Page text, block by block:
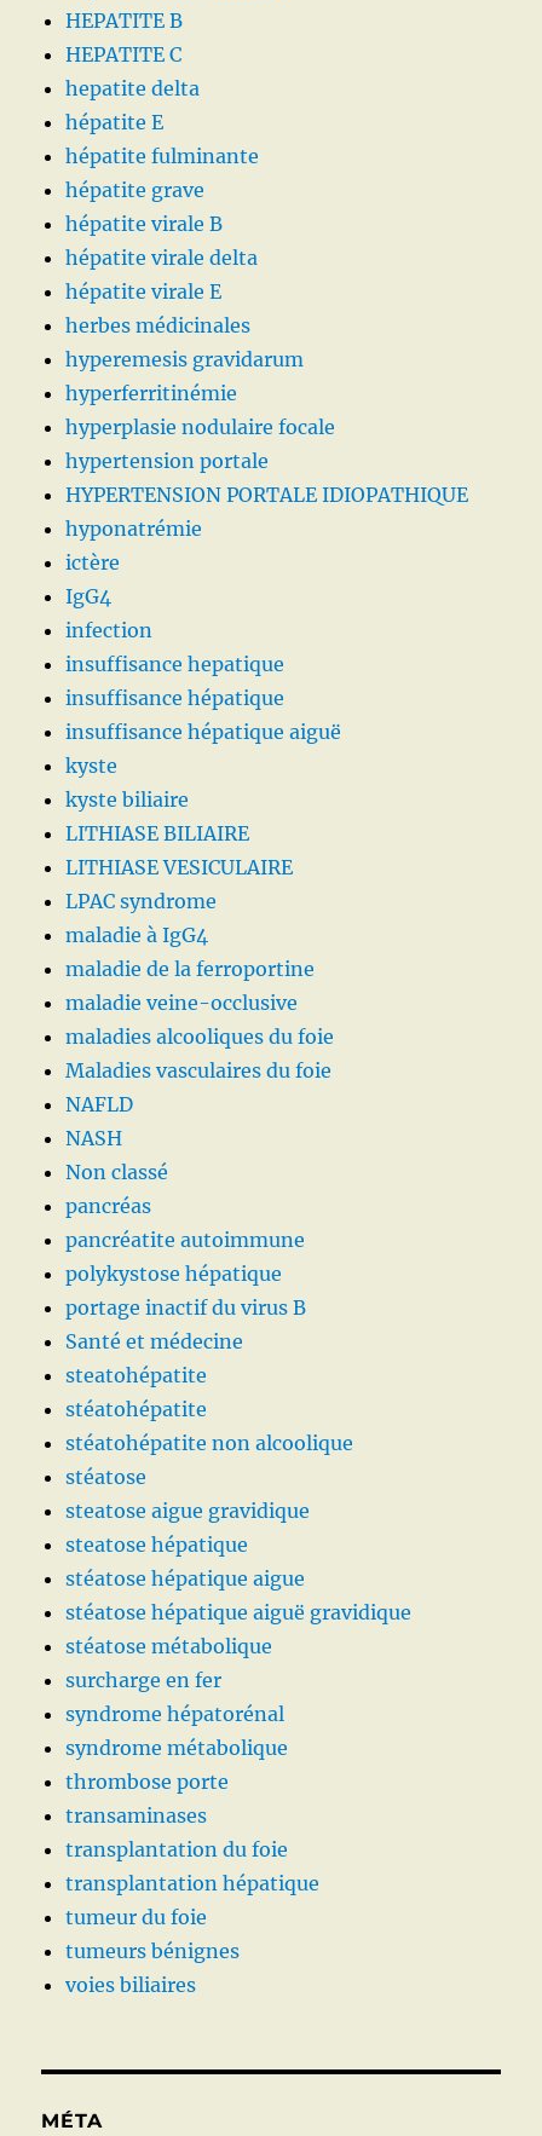
HEPATITE B
HEPATITE C
hepatite delta
hépatite E
hépatite fulminante
hépatite grave
hépatite virale B
hépatite virale delta
hépatite virale E
herbes médicinales
hyperemesis gravidarum
hyperferritinémie
hyperplasie nodulaire focale
hypertension portale
HYPERTENSION PORTALE IDIOPATHIQUE
hyponatrémie
ictère
IgG4
infection
insuffisance hepatique
insuffisance hépatique
insuffisance hépatique aiguë
kyste
kyste biliaire
LITHIASE BILIAIRE
LITHIASE VESICULAIRE
LPAC syndrome
maladie à IgG4
maladie de la ferroportine
maladie veine-occlusive
maladies alcooliques du foie
Maladies vasculaires du foie
NAFLD
NASH
Non classé
pancréas
pancréatite autoimmune
polykystose hépatique
portage inactif du virus B
Santé et médecine
steatohépatite
stéatohépatite
stéatohépatite non alcoolique
stéatose
steatose aigue gravidique
steatose hépatique
stéatose hépatique aigue
stéatose hépatique aiguë gravidique
stéatose métabolique
surcharge en fer
syndrome hépatorénal
syndrome métabolique
thrombose porte
transaminases
transplantation du foie
transplantation hépatique
tumeur du foie
tumeurs bénignes
voies biliaires
MÉTA